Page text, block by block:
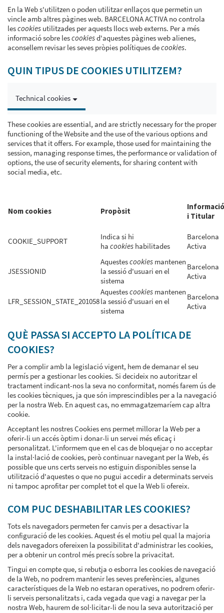
En la Web s'utilitzen o poden utilitzar enllaços que permetin un
vincle amb altres pàgines web. BARCELONA ACTIVA no controla
lescookies utilitzades per aquests llocs web externs. Per a més
informació sobre lescookiesd'aquestes pàgines web alienes,
aconsellem revisar les seves pròpies polítiques decookies.
QUIN TIPUS DE COOKIES UTILITZEM?
Technical cookies
These cookies are essential, and are strictly necessary for the proper
functioning of the Website and the use of the various options and
services that it offers. For example, those used for maintaining the
session, managing response times, the performance or validation of
options, the use of security elements, for sharing content with
social media, etc.
Nom cookies Propòsit
Informació
i Titular
COOKIE_SUPPORT
Indica si hi
ha cookies habilitades
Barcelona
Activa
JSESSIONID
Aquestescookies mantenen
la sessió d'usuari en el
sistema
Barcelona
Activa
LFR_SESSION_STATE_201058
Aquestescookies mantenen
la sessió d'usuari en el
sistema
Barcelona
Activa
QUÈ PASSA SI ACCEPTO LA POLÍTICA DE
COOKIES?
Per a complir amb la legislació vigent, hem de demanar el seu
permís per a gestionar les cookies. Si decideix no autoritzar el
tractament indicant-nos la seva no conformitat, només farem ús de
les cookies tècniques, ja que són imprescindibles per a la navegació
per la nostra Web. En aquest cas, no emmagatzemaríem cap altra
cookie.
Acceptant les nostres Cookies ens permet millorar la Web per a
oferir-li un accés òptim i donar-li un servei més eficaç i
personalitzat. L'informem que en el cas de bloquejar o no acceptar
la instal·lació de cookies, però continuar navegant per la Web, és
possible que uns certs serveis no estiguin disponibles sense la
utilització d'aquestes o que no pugui accedir a determinats serveis
ni tampoc aprofitar per complet tot el que la Web li ofereix.
COM PUC DESHABILITAR LES COOKIES?
Tots els navegadors permeten fer canvis per a desactivar la
configuració de les cookies. Aquest és el motiu pel qual la majoria
dels navegadors ofereixen la possibilitat d'administrar les cookies,
per a obtenir un control més precís sobre la privacitat.
Tingui en compte que, si rebutja o esborra les cookies de navegació
de la Web, no podrem mantenir les seves preferències, algunes
característiques de la Web no estaran operatives, no podrem oferir-
li serveis personalitzats i, cada vegada que vagi a navegar per la
nostra Web, haurem de sol·licitar-li de nou la seva autorització per